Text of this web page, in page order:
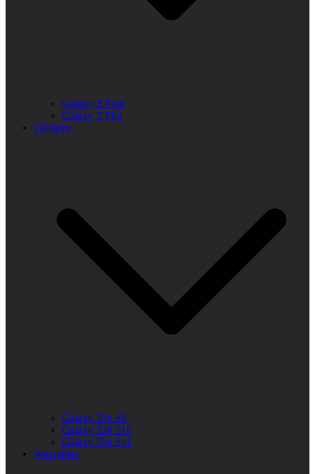
Galaxy Z Fold
Galaxy Z Flip
Таблети
Galaxy Tab S9
Galaxy Tab S10
Galaxy Tab S11
Wearables